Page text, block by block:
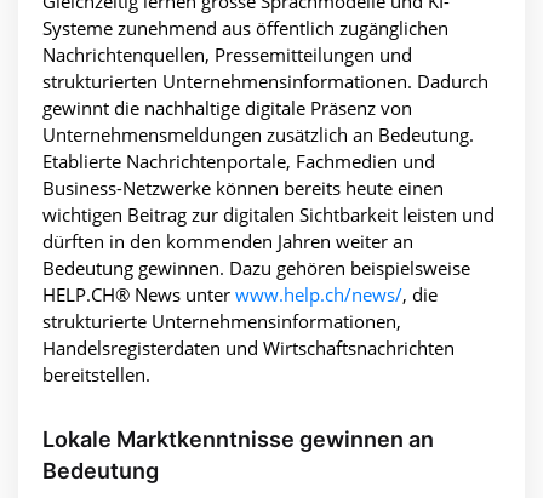
Systeme zunehmend aus öffentlich zugänglichen
Nachrichtenquellen, Pressemitteilungen und
strukturierten Unternehmensinformationen. Dadurch
gewinnt die nachhaltige digitale Präsenz von
Unternehmensmeldungen zusätzlich an Bedeutung.
Etablierte Nachrichtenportale, Fachmedien und
Business-Netzwerke können bereits heute einen
wichtigen Beitrag zur digitalen Sichtbarkeit leisten und
dürften in den kommenden Jahren weiter an
Bedeutung gewinnen. Dazu gehören beispielsweise
HELP.CH® News unter www.help.ch/news/, die
strukturierte Unternehmensinformationen,
Handelsregisterdaten und Wirtschaftsnachrichten
bereitstellen.
Lokale Marktkenntnisse gewinnen an
Bedeutung